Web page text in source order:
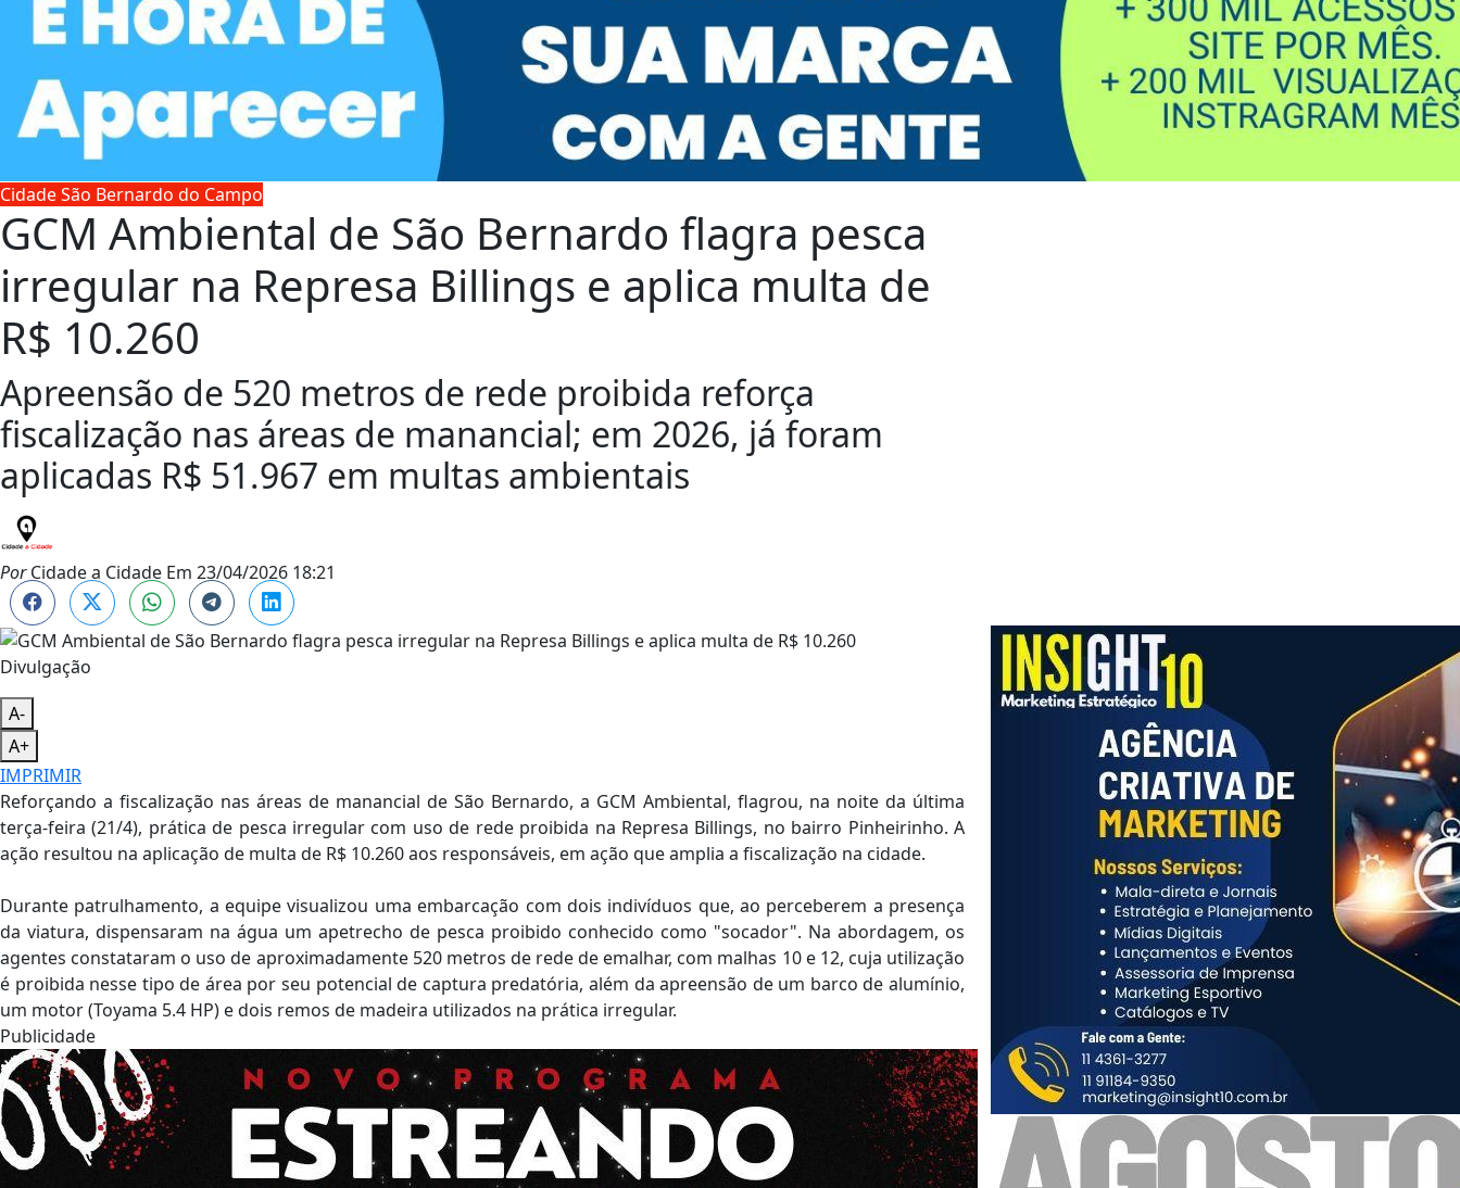
Cidade São Bernardo do Campo
GCM Ambiental de São Bernardo flagra pesca
irregular na Represa Billings e aplica multa de
R$ 10.260
Apreensão de 520 metros de rede proibida reforça
fiscalização nas áreas de manancial; em 2026, já foram
aplicadas R$ 51.967 em multas ambientais
PorCidade a Cidade Em 23/04/2026 18:21
Divulgação
A-
A+
IMPRIMIR
Reforçando a fiscalização nas áreas de manancial de São Bernardo, a GCM Ambiental, flagrou, na noite da última
terça-feira (21/4), prática de pesca irregular com uso de rede proibida na Represa Billings, no bairro Pinheirinho. A
ação resultou na aplicação de multa de R$ 10.260 aos responsáveis, em ação que amplia a fiscalização na cidade.
Durante patrulhamento, a equipe visualizou uma embarcação com dois indivíduos que, ao perceberem a presença
da viatura, dispensaram na água um apetrecho de pesca proibido conhecido como "socador". Na abordagem, os
agentes constataram o uso de aproximadamente 520 metros de rede de emalhar, com malhas 10 e 12, cuja utilização
é proibida nesse tipo de área por seu potencial de captura predatória, além da apreensão de um barco de alumínio,
um motor (Toyama 5.4 HP) e dois remos de madeira utilizados na prática irregular.
Publicidade